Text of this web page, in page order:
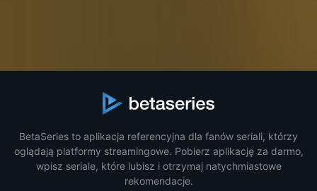
BetaSeries to aplikacja referencyjna dla fanów seriali, którzy
oglądają platformy streamingowe. Pobierz aplikację za darmo,
wpisz seriale, które lubisz i otrzymaj natychmiastowe
rekomendacje.